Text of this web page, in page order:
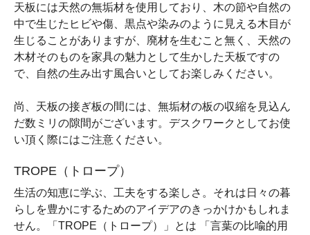
天板には天然の無垢材を使用しており、木の節や自然の
中で生じたヒビや傷、黒点や染みのように見える木目が
生じることがありますが、廃材を生むこと無く、天然の
木材そのものを家具の魅力として生かした天板ですの
で、自然の生み出す風合いとしてお楽しみください。
尚、天板の接ぎ板の間には、無垢材の板の収縮を見込ん
だ数ミリの隙間がございます。デスクワークとしてお使
い頂く際にはご注意ください。
TROPE（トロープ）
生活の知恵に学ぶ、工夫をする楽しさ。それは日々の暮
らしを豊かにするためのアイデアのきっかけかもしれま
せん。「TROPE（トロープ）」とは 「言葉の比喩的用